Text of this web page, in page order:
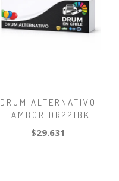
DRUM ALTERNATIVO
TAMBOR DR221BK
$29.631